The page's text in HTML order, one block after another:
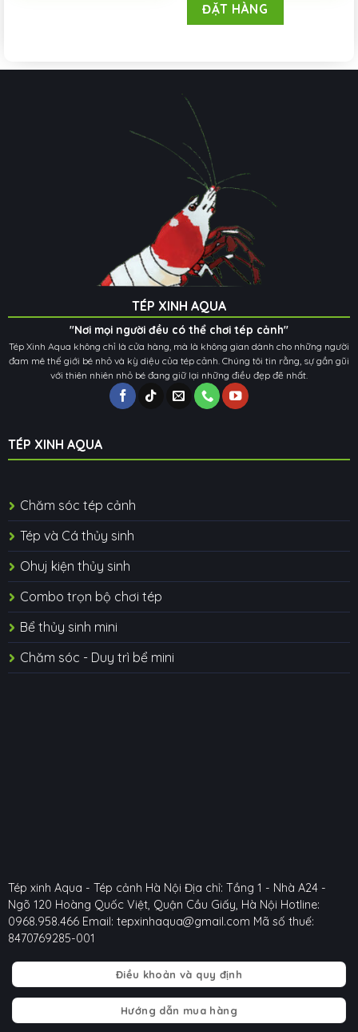
ĐẶT HÀNG
TÉP XINH AQUA
"Nơi mọi người đều có thể chơi tép cảnh"
Tép Xinh Aqua không chỉ là cửa hàng, mà là không gian dành cho những người
đam mê thế giới bé nhỏ và kỳ diệu của tép cảnh. Chúng tôi tin rằng, sự gần gũi
với thiên nhiên nhỏ bé đang giữ lại những điều đẹp đẽ nhất.
TÉP XINH AQUA
Chăm sóc tép cảnh
Tép và Cá thủy sinh
Ohuj kiện thủy sinh
Combo trọn bộ chơi tép
Bể thủy sinh mini
Chăm sóc - Duy trì bể mini
Tép xinh Aqua - Tép cảnh Hà Nội Địa chỉ: Tầng 1 - Nhà A24 -
Ngõ 120 Hoàng Quốc Việt, Quận Cầu Giấy, Hà Nội Hotline:
0968.958.466 Email: tepxinhaqua@gmail.com Mã số thuế:
8470769285-001
Điều khoản và quy định
Hướng dẫn mua hàng